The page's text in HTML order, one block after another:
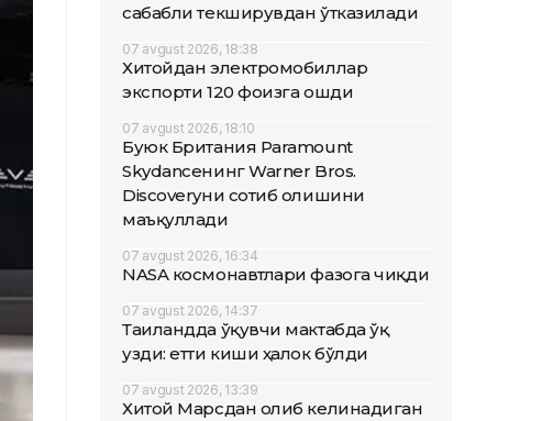
сабабли текширувдан ўтказилади
07 avgust 2026, 18:38
Хитойдан электромобиллар
экспорти 120 фоизга ошди
07 avgust 2026, 18:10
Буюк Британия Paramount
Skydanceнинг Warner Bros.
Discoveryни сотиб олишини
маъқуллади
07 avgust 2026, 16:34
NASA космонавтлари фазога чиқди
07 avgust 2026, 14:37
Таиландда ўқувчи мактабда ўқ
узди: етти киши ҳалок бўлди
07 avgust 2026, 13:39
Хитой Марсдан олиб келинадиган